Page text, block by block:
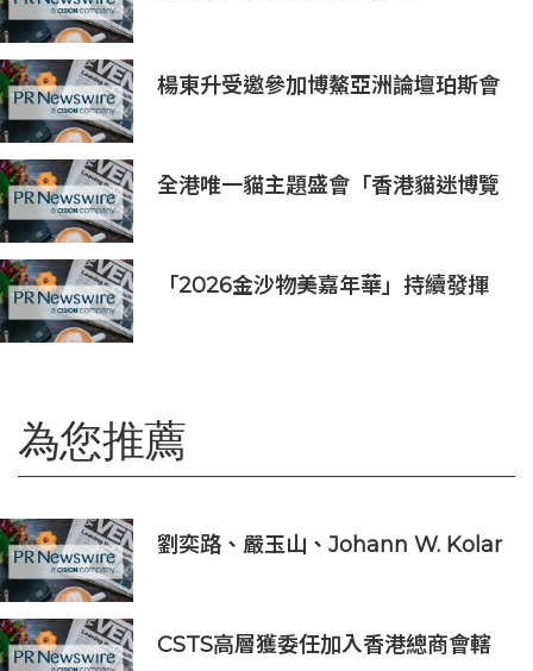
楊東升受邀參加博鰲亞洲論壇珀斯會
全港唯一貓主題盛會「香港貓迷博覽
「2026金沙物美嘉年華」持續發揮
為您推薦
劉奕路、嚴玉山、Johann W. Kolar
CSTS高層獲委任加入香港總商會轄